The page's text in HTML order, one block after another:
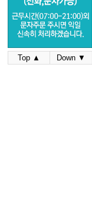
Top ▲ Down ▼